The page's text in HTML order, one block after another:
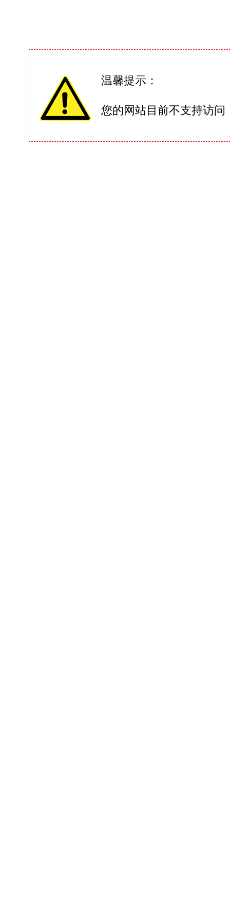
温馨提示：
您的网站目前不支持访